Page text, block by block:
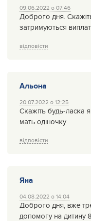
09.06.2022 о 07:46
Доброго дня.
затримуються
відповісти
Альона
20.07.2022 о 12:25
Скажіть будь-ласка
мать одіночку
відповісти
Яна
04.08.2022 о 14:04
Доброго дня, вже
допомогу на дитину